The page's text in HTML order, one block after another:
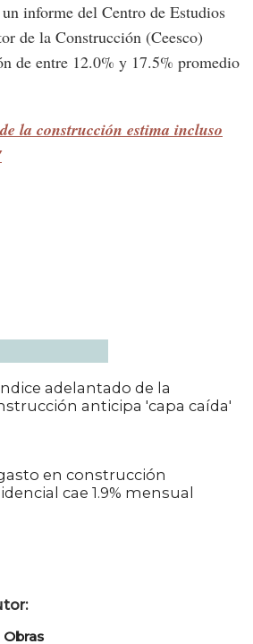
informe del Centro de Estudios
de la Construcción (Ceesco)
de entre 12.0% y 17.5% promedio
la construcción estima incluso
adelantado de la
anticipa 'capa caída'
en construcción
cae 1.9% mensual